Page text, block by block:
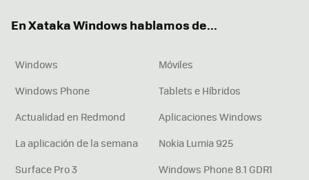
En Xataka Windows hablamos de...
Windows
Móviles
Windows Phone
Tablets e Híbridos
Actualidad en Redmond
Aplicaciones Windows
La aplicación de la semana
Nokia Lumia 925
Surface Pro 3
Windows Phone 8.1 GDR1